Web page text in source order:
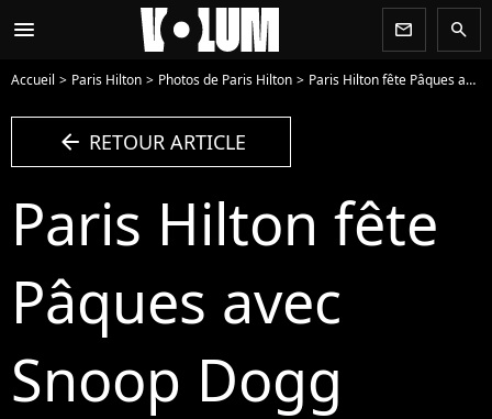
menu newsletter search
Accueil Paris Hilton Photos de Paris Hilton Paris Hilton fête Pâques avec Snoop Dogg - Photo
arrow_left RETOUR ARTICLE
Paris Hilton fête
Pâques avec
Snoop Dogg